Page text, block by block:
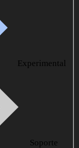
Experimental
Soporte